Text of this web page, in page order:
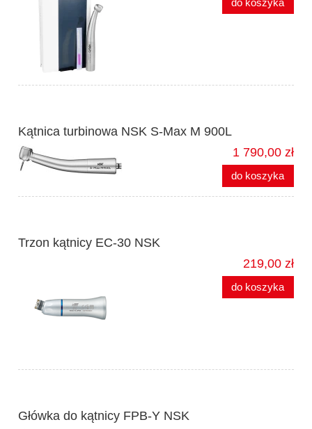
do koszyka
Kątnica turbinowa NSK S-Max M 900L
1 790,00 zł
do koszyka
Trzon kątnicy EC-30 NSK
219,00 zł
do koszyka
Główka do kątnicy FPB-Y NSK